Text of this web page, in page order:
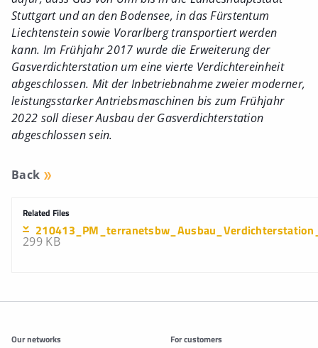
Stuttgart und an den Bodensee, in das Fürstentum
Liechtenstein sowie Vorarlberg transportiert werden
kann. Im Frühjahr 2017 wurde die Erweiterung der
Gasverdichterstation um eine vierte Verdichtereinheit
abgeschlossen. Mit der Inbetriebnahme zweier moderner,
leistungsstarker Antriebsmaschinen bis zum Frühjahr
2022 soll dieser Ausbau der Gasverdichterstation
abgeschlossen sein.
Back
Related Files
299 KB
Additonal information
Our networks For customers